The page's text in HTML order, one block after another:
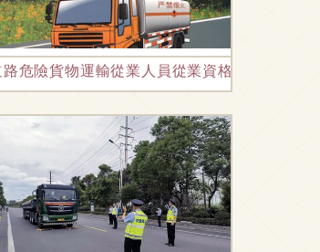
路危險貨物運輸從業人員從業資格培訓內容要